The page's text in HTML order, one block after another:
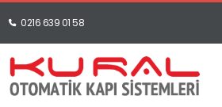
0216 639 01 58